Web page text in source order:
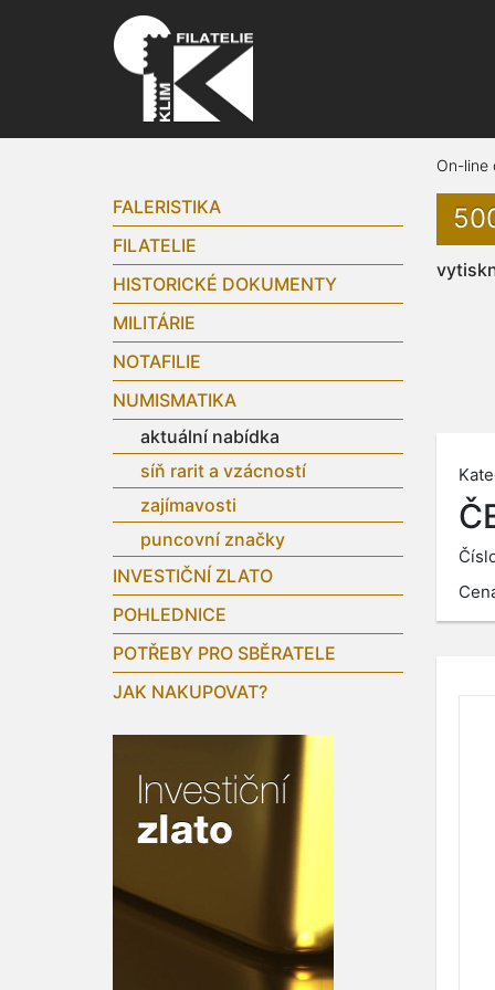
FALERISTIKA
FILATELIE
HISTORICKÉ DOKUMENTY
MILITÁRIE
NOTAFILIE
NUMISMATIKA
aktuální nabídka
síň rarit a vzácností
zajímavosti
puncovní značky
INVESTIČNÍ ZLATO
POHLEDNICE
POTŘEBY PRO SBĚRATELE
JAK NAKUPOVAT?
On-line